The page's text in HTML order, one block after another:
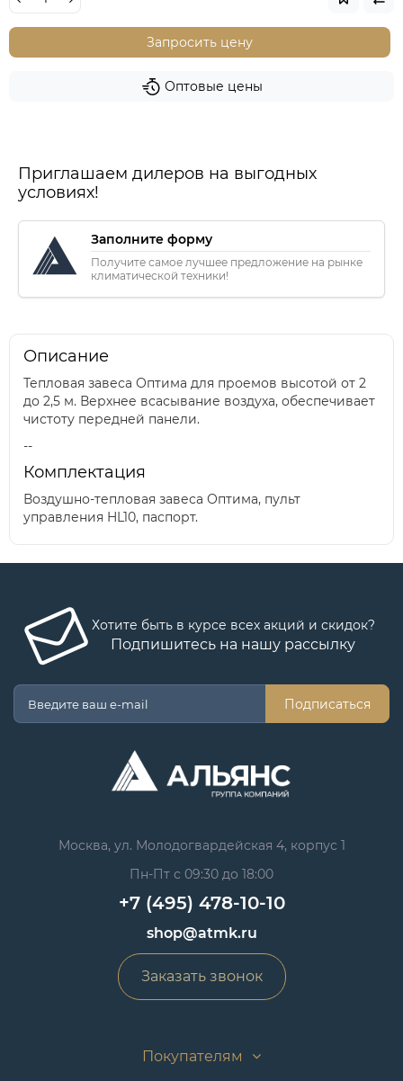
Запросить цену
Оптовые цены
Приглашаем дилеров на выгодных
условиях!
Заполните форму
Получите самое лучшее предложение на рынке
климатической техники!
Описание
Тепловая завеса Оптима для проемов высотой от 2
до 2,5 м. Верхнее всасывание воздуха, обеспечивает
чистоту передней панели.
--
Комплектация
Воздушно-тепловая завеса Оптима, пульт
управления HL10, паспорт.
Хотите быть в курсе всех акций и скидок?
Подпишитесь на нашу рассылку
Подписаться
Москва, ул. Молодогвардейская 4, корпус 1
Пн-Пт с 09:30 до 18:00
+7 (495) 478-10-10
shop@atmk.ru
Заказать звонок
Покупателям